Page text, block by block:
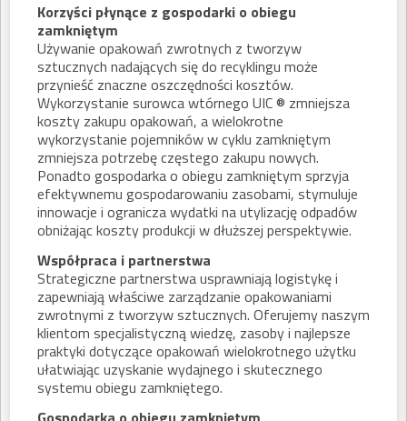
Korzyści płynące z gospodarki o obiegu
zamkniętym
Używanie opakowań zwrotnych z tworzyw
sztucznych nadających się do recyklingu może
przynieść znaczne oszczędności kosztów.
Wykorzystanie surowca wtórnego UIC ® zmniejsza
koszty zakupu opakowań, a wielokrotne
wykorzystanie pojemników w cyklu zamkniętym
zmniejsza potrzebę częstego zakupu nowych.
Ponadto gospodarka o obiegu zamkniętym sprzyja
efektywnemu gospodarowaniu zasobami, stymuluje
innowacje i ogranicza wydatki na utylizację odpadów
obniżając koszty produkcji w dłuższej perspektywie.
Współpraca i partnerstwa
Strategiczne partnerstwa usprawniają logistykę i
zapewniają właściwe zarządzanie opakowaniami
zwrotnymi z tworzyw sztucznych. Oferujemy naszym
klientom specjalistyczną wiedzę, zasoby i najlepsze
praktyki dotyczące opakowań wielokrotnego użytku
ułatwiając uzyskanie wydajnego i skutecznego
systemu obiegu zamkniętego.